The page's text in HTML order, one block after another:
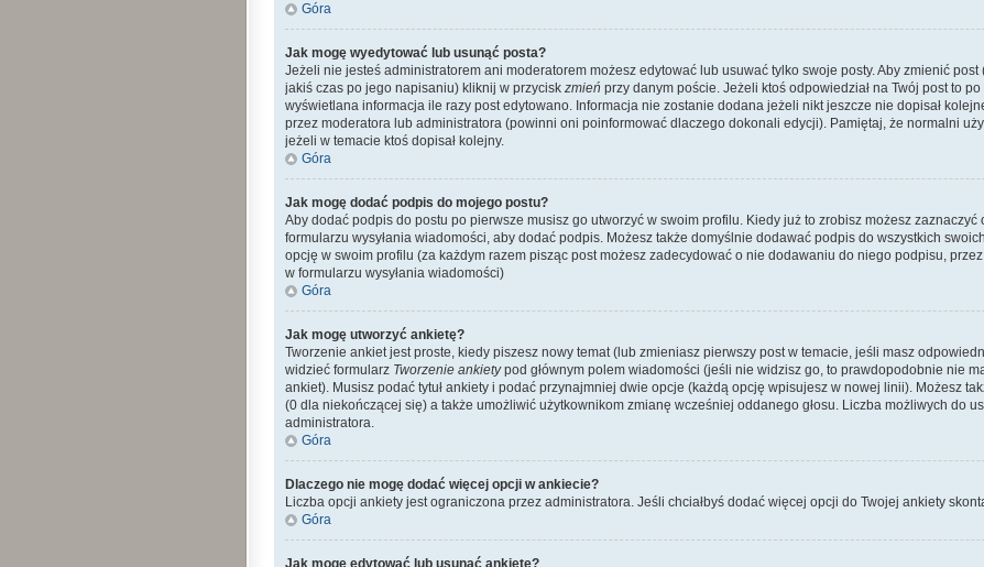
Góra
Jak mogę wyedytować lub usunąć posta?
Jeżeli nie jesteś administratorem ani moderatorem możesz edytować lub usuwać tylko swoje posty. Aby zmienić
jakiś czas po jego napisaniu) kliknij w przycisk zmień przy danym poście. Jeżeli ktoś odpowiedział na Twój post to
wyświetlana informacja ile razy post edytowano. Informacja nie zostanie dodana jeżeli nikt jeszcze nie dopisał
przez moderatora lub administratora (powinni oni poinformować dlaczego dokonali edycji). Pamiętaj, że normalni
jeżeli w temacie ktoś dopisał kolejny.
Góra
Jak mogę dodać podpis do mojego postu?
Aby dodać podpis do postu po pierwsze musisz go utworzyć w swoim profilu. Kiedy już to zrobisz możesz zaznaczyć
formularzu wysyłania wiadomości, aby dodać podpis. Możesz także domyślnie dodawać podpis do wszystkich
opcję w swoim profilu (za każdym razem pisząc post możesz zadecydować o nie dodawaniu do niego podpisu,
w formularzu wysyłania wiadomości)
Góra
Jak mogę utworzyć ankietę?
Tworzenie ankiet jest proste, kiedy piszesz nowy temat (lub zmieniasz pierwszy post w temacie, jeśli masz
widzieć formularz Tworzenie ankietypod głównym polem wiadomości (jeśli nie widzisz go, to prawdopodobnie nie
ankiet). Musisz podać tytuł ankiety i podać przynajmniej dwie opcje (każdą opcję wpisujesz w nowej linii). Możesz
(0 dla niekończącej się) a także umożliwić użytkownikom zmianę wcześniej oddanego głosu. Liczba możliwych do
administratora.
Góra
Dlaczego nie mogę dodać więcej opcji w ankiecie?
Liczba opcji ankiety jest ograniczona przez administratora. Jeśli chciałbyś dodać więcej opcji do Twojej ankiety
Góra
Jak mogę edytować lub usunąć ankietę?